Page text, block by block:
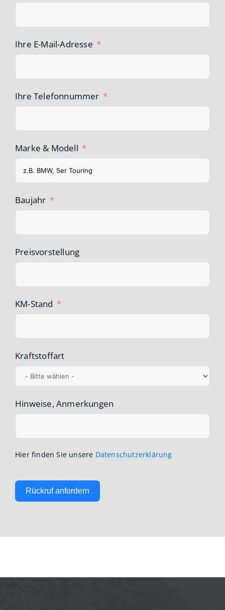
Ihre E-Mail-Adresse
Ihre Telefonnummer
Marke & Modell
Baujahr
Preisvorstellung
KM-Stand
Kraftstoffart
Hinweise, Anmerkungen
Hier finden Sie unsere Datenschutzerklärung
Rückruf anfordern